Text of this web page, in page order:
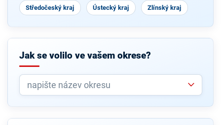
Středočeský kraj Ústecký kraj Zlínský kraj
Jak se volilo ve vašem okrese?